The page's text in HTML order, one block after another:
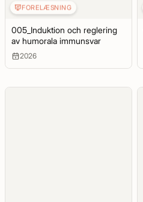
FORELÆSNING
005_Induktion och reglering
av humorala immunsvar
2026